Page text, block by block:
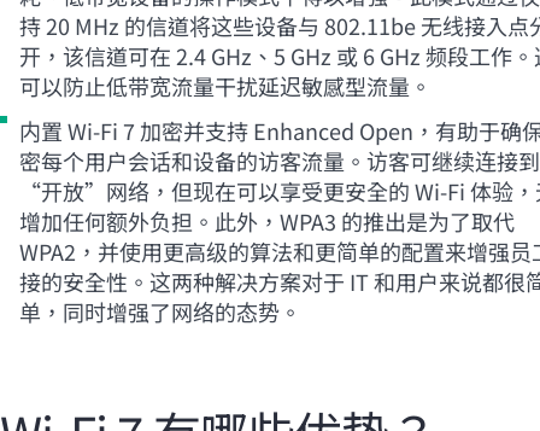
持 20 MHz 的信道将这些设备与 802.11be 无线接入点
开，该信道可在 2.4 GHz、5 GHz 或 6 GHz 频段工作
可以防止低带宽流量干扰延迟敏感型流量。
内置Wi-Fi 7 加密并支持 Enhanced Open，有助于确
密每个用户会话和设备的访客流量。访客可继续连接到
“开放”网络，但现在可以享受更安全的Wi-Fi体验
增加任何额外负担。此外，WPA3 的推出是为了取代
WPA2，并使用更高级的算法和更简单的配置来增强员
接的安全性。这两种解决方案对于 IT 和用户来说都很
单，同时增强了网络的态势。